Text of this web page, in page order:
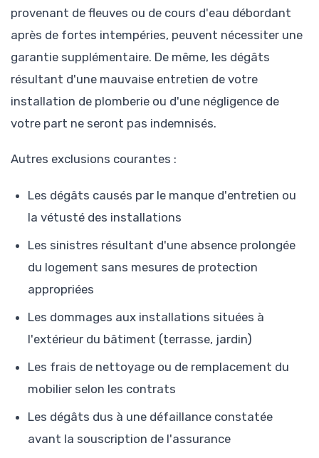
provenant de fleuves ou de cours d'eau débordant
après de fortes intempéries, peuvent nécessiter une
garantie supplémentaire. De même, les dégâts
résultant d'une mauvaise entretien de votre
installation de plomberie ou d'une négligence de
votre part ne seront pas indemnisés.
Autres exclusions courantes :
Les dégâts causés par le manque d'entretien ou
la vétusté des installations
Les sinistres résultant d'une absence prolongée
du logement sans mesures de protection
appropriées
Les dommages aux installations situées à
l'extérieur du bâtiment (terrasse, jardin)
Les frais de nettoyage ou de remplacement du
mobilier selon les contrats
Les dégâts dus à une défaillance constatée
avant la souscription de l'assurance